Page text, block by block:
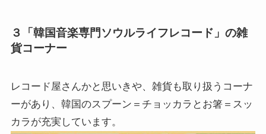
３「韓国音楽専門ソウルライフレコード」の雑
貨コーナー
レコード屋さんかと思いきや、雑貨も取り扱うコーナ
ーがあり、韓国のスプーン＝チョッカラとお箸＝スッ
カラが充実しています。